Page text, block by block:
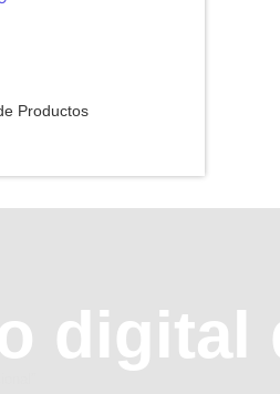
Productos
digital